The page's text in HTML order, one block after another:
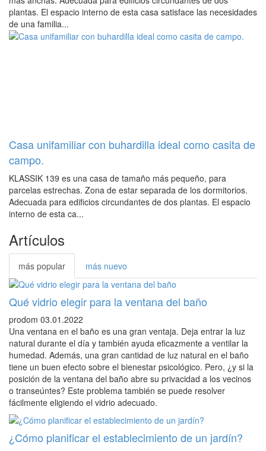
plantas. El espacio interno de esta casa satisface las necesidades
de una familia...
Casa unifamiliar con buhardilla ideal como casita de
campo.
KLASSIK 139 es una casa de tamaño más pequeño, para
parcelas estrechas. Zona de estar separada de los dormitorios.
Adecuada para edificios circundantes de dos plantas. El espacio
interno de esta ca...
Artículos
más popular más nuevo
Qué vidrio elegir para la ventana del baño
prodom 03.01.2022
Una ventana en el baño es una gran ventaja. Deja entrar la luz
natural durante el día y también ayuda eficazmente a ventilar la
humedad. Además, una gran cantidad de luz natural en el baño
tiene un buen efecto sobre el bienestar psicológico. Pero, ¿y si la
posición de la ventana del baño abre su privacidad a los vecinos
o transeúntes? Este problema también se puede resolver
fácilmente eligiendo el vidrio adecuado.
¿Cómo planificar el establecimiento de un jardín?